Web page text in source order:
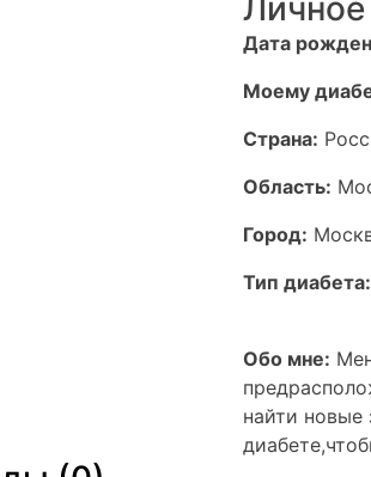
Личное
Дата
Моему
Страна:
Область:
Город:
Тип диабета:
Обо мне:
найти новые